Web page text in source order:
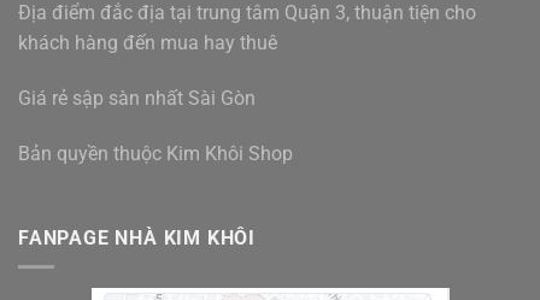
Địa điểm đắc địa tại trung tâm Quận 3, thuận tiện cho
khách hàng đến mua hay thuê
Giá rẻ sập sàn nhất Sài Gòn
Bản quyền thuộc Kim Khôi Shop
FANPAGE NHÀ KIM KHÔI